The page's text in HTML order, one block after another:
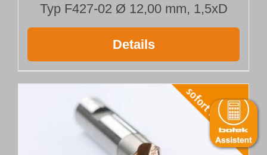
Typ F427-02 Ø 12,00 mm, 1,5xD
Details